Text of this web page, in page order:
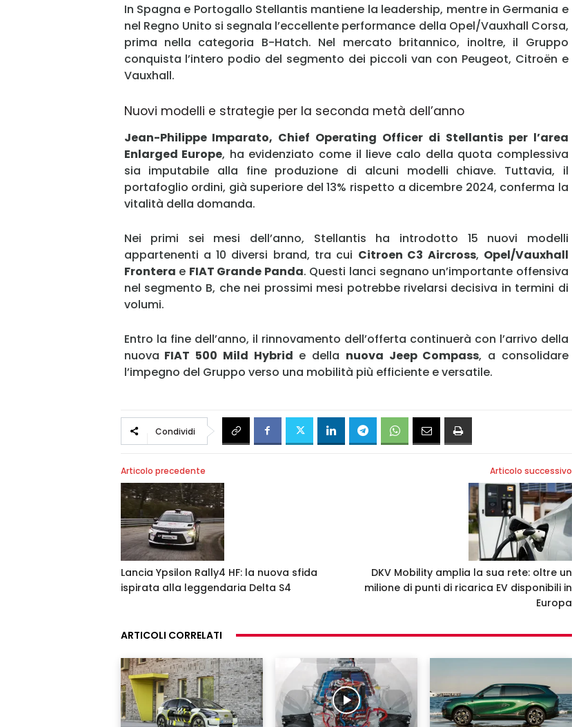
Password
Accedi
In Spagna e Portogallo Stellantis mantiene la leadership, mentre in Germania e
nel Regno Unito si segnala l’eccellente performance della Opel/Vauxhall Corsa,
prima nella categoria B-Hatch. Nel mercato britannico, inoltre, il Gruppo
conquista l’intero podio del segmento dei piccoli van con Peugeot, Citroën e
Vauxhall.
Nuovi modelli e strategie per la seconda metà dell’anno
Jean-Philippe Imparato, Chief Operating Officer di Stellantis per l’area
Enlarged Europe, ha evidenziato come il lieve calo della quota complessiva
sia imputabile alla fine produzione di alcuni modelli chiave. Tuttavia, il
portafoglio ordini, già superiore del 13% rispetto a dicembre 2024, conferma la
vitalità della domanda.
Nei primi sei mesi dell’anno, Stellantis ha introdotto 15 nuovi modelli
appartenenti a 10 diversi brand, tra cui Citroen C3 Aircross, Opel/Vauxhall
Frontera e FIAT Grande Panda. Questi lanci segnano un’importante offensiva
nel segmento B, che nei prossimi mesi potrebbe rivelarsi decisiva in termini di
volumi.
Entro la fine dell’anno, il rinnovamento dell’offerta continuerà con l’arrivo della
nuova FIAT 500 Mild Hybrid e della nuova Jeep Compass, a consolidare
l’impegno del Gruppo verso una mobilità più efficiente e versatile.
Condividi
Articolo precedente
Lancia Ypsilon Rally4 HF: la nuova sfida
ispirata alla leggendaria Delta S4
Articolo successivo
DKV Mobility amplia la sua rete: oltre un
milione di punti di ricarica EV disponibili in
Europa
ARTICOLI CORRELATI